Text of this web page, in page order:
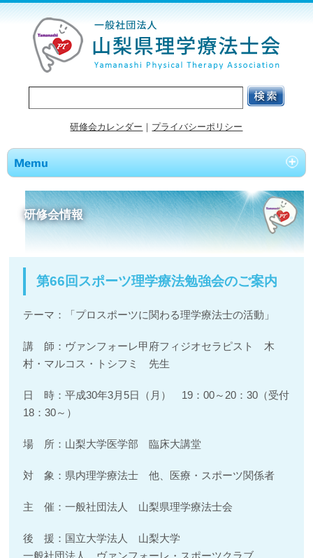
研修会カレンダー ｜ プライバシーポリシー
研修会情報
第66回スポーツ理学療法勉強会のご案内
テーマ：「プロスポーツに関わる理学療法士の活動」
講 師：ヴァンフォーレ甲府フィジオセラピスト 木
村・マルコス・トシフミ 先生
日 時：平成30年3月5日（月） 19：00～20：30（受付
18：30～）
場 所：山梨大学医学部 臨床大講堂
対 象：県内理学療法士 他、医療・スポーツ関係者
主 催：一般社団法人 山梨県理学療法士会
後 援：国立大学法人 山梨大学